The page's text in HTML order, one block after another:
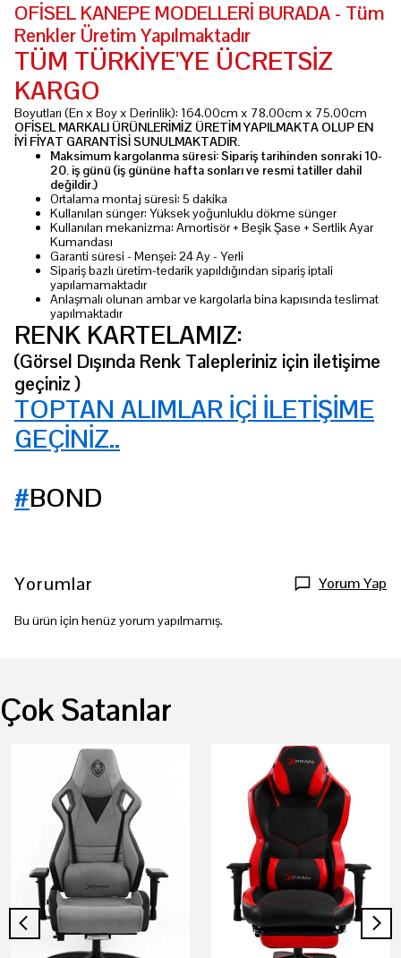
OFİSEL KANEPE MODELLERİ BURADA - Tüm
Renkler Üretim Yapılmaktadır
TÜM TÜRKİYE'YE ÜCRETSİZ
KARGO
Boyutları (En x Boy x Derinlik): 164.00cm x 78.00cm x 75.00cm
OFİSEL MARKALI ÜRÜNLERİMİZ ÜRETİM YAPILMAKTA OLUP EN
İYİ FİYAT GARANTİSİ SUNULMAKTADIR.
Maksimum kargolanma süresi: Sipariş tarihinden sonraki 10-
20. iş günü (iş gününe hafta sonları ve resmi tatiller dahil
değildir.)
Ortalama montaj süresi: 5 dakika
Kullanılan sünger: Yüksek yoğunluklu dökme sünger
Kullanılan mekanizma: Amortisör + Beşik Şase + Sertlik Ayar
Kumandası
Garanti süresi - Menşei: 24 Ay - Yerli
Sipariş bazlı üretim-tedarik yapıldığından sipariş iptali
yapılamamaktadır
Anlaşmalı olunan ambar ve kargolarla bina kapısında teslimat
yapılmaktadır
RENK KARTELAMIZ:
(Görsel Dışında Renk Talepleriniz için iletişime
geçiniz )
TOPTAN ALIMLAR İÇİ İLETİŞİME
GEÇİNİZ..
#BOND
Yorumlar Yorum Yap
Bu ürün için henüz yorum yapılmamış.
Çok Satanlar